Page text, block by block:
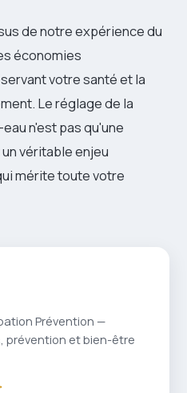
de notre expérience du
économies
votre santé et la
Le réglage de la
n'est pas qu'une
véritable enjeu
mérite toute votre
Prévention —
prévention et bien-être